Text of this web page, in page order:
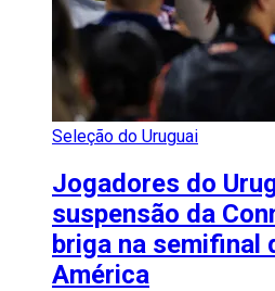
Seleção do Uruguai
Jogadores do
suspensão da
briga na semifinal
América